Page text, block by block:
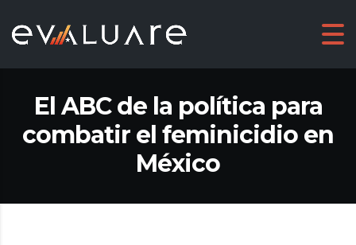
El ABC de la política para
combatir el feminicidio en
México